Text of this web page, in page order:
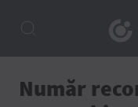
Număr